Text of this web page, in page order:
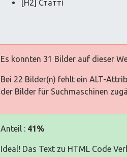
[H2] Статті
Es konnten 31 Bilder auf dieser
Bei 22 Bilder(n) fehlt ein ALT-
der Bilder für Suchmaschinen
Anteil : 41%
Ideal! Das Text zu HTML Code